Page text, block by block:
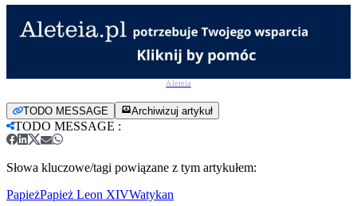
Aleteia
TODO MESSAGE Archiwizuj artykuł
TODO MESSAGE :
Słowa kluczowe/tagi powiązane z tym artykułem:
PapieżPapież Leon XIVWatykan